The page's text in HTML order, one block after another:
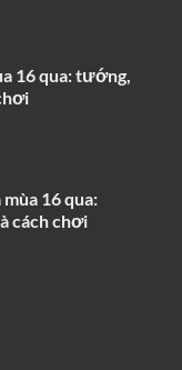
16 qua: tướng,
16 qua:
cách chơi